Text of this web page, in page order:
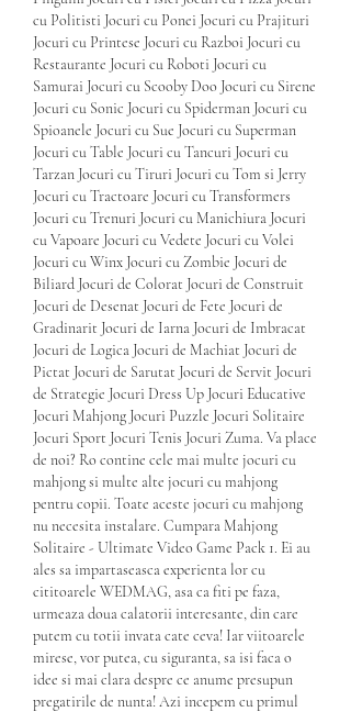
cu Politisti Jocuri cu Ponei Jocuri cu Prajituri
Jocuri cu Printese Jocuri cu Razboi Jocuri cu
Restaurante Jocuri cu Roboti Jocuri cu
Samurai Jocuri cu Scooby Doo Jocuri cu Sirene
Jocuri cu Sonic Jocuri cu Spiderman Jocuri cu
Spioanele Jocuri cu Sue Jocuri cu Superman
Jocuri cu Table Jocuri cu Tancuri Jocuri cu
Tarzan Jocuri cu Tiruri Jocuri cu Tom si Jerry
Jocuri cu Tractoare Jocuri cu Transformers
Jocuri cu Trenuri Jocuri cu Manichiura Jocuri
cu Vapoare Jocuri cu Vedete Jocuri cu Volei
Jocuri cu Winx Jocuri cu Zombie Jocuri de
Biliard Jocuri de Colorat Jocuri de Construit
Jocuri de Desenat Jocuri de Fete Jocuri de
Gradinarit Jocuri de Iarna Jocuri de Imbracat
Jocuri de Logica Jocuri de Machiat Jocuri de
Pictat Jocuri de Sarutat Jocuri de Servit Jocuri
de Strategie Jocuri Dress Up Jocuri Educative
Jocuri Mahjong Jocuri Puzzle Jocuri Solitaire
Jocuri Sport Jocuri Tenis Jocuri Zuma. Va place
de noi? Ro contine cele mai multe jocuri cu
mahjong si multe alte jocuri cu mahjong
pentru copii. Toate aceste jocuri cu mahjong
nu necesita instalare. Cumpara Mahjong
Solitaire - Ultimate Video Game Pack 1. Ei au
ales sa impartaseasca experienta lor cu
cititoarele WEDMAG, asa ca fiti pe faza,
urmeaza doua calatorii interesante, din care
putem cu totii invata cate ceva! Iar viitoarele
mirese, vor putea, cu siguranta, sa isi faca o
idee si mai clara despre ce anume presupun
pregatirile de nunta! Azi incepem cu primul